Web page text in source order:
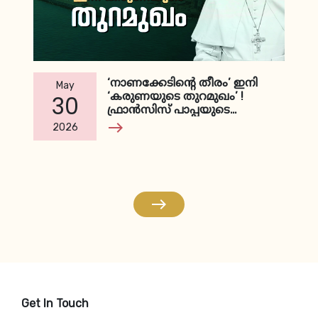
May
30
2026
‘നാണക്കേടിന്‍റെ തീരം’ ഇനി
‘കരുണയുടെ തുറമുഖം’ !
ഫ്രാന്‍സിസ് പാപ്പയുടെ
ആഗ്രഹം സഫലീകരിക്കാന്‍
ലിയോ പാപ്പ
east
east
Get In Touch